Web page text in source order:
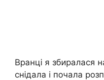
Вранці я збиралася
снідала і почала